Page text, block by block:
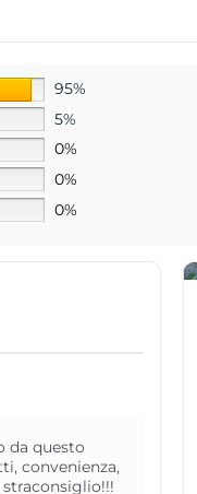
95%
5%
0%
0%
0%
da questo
convenienza,